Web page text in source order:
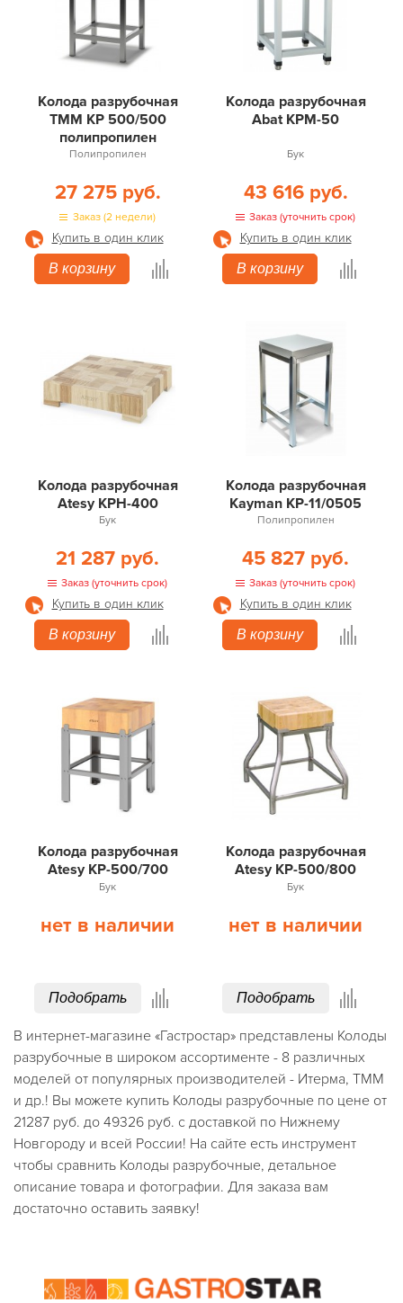
Колода разрубочная
ТММ КР 500/500
полипропилен
Полипропилен
27 275 руб.
Заказ (2 недели)
Купить в один клик
В корзину
Колода разрубочная
Abat КРМ-50
Бук
43 616 руб.
Заказ (уточнить срок)
Купить в один клик
В корзину
Колода разрубочная
Atesy КРН-400
Бук
21 287 руб.
Заказ (уточнить срок)
Купить в один клик
В корзину
Колода разрубочная
Kayman КР-11/0505
Полипропилен
45 827 руб.
Заказ (уточнить срок)
Купить в один клик
В корзину
Колода разрубочная
Atesy КР-500/700
Бук
нет в наличии
Подобрать
Колода разрубочная
Atesy КР-500/800
Бук
нет в наличии
Подобрать
В интернет-магазине «Гастростар» представлены Колоды
разрубочные в широком ассортименте - 8 различных
моделей от популярных производителей - Итерма, ТММ
и др.! Вы можете купить Колоды разрубочные по цене от
21287 руб. до 49326 руб. с доставкой по Нижнему
Новгороду и всей России! На сайте есть инструмент
чтобы сравнить Колоды разрубочные, детальное
описание товара и фотографии. Для заказа вам
достаточно оставить заявку!